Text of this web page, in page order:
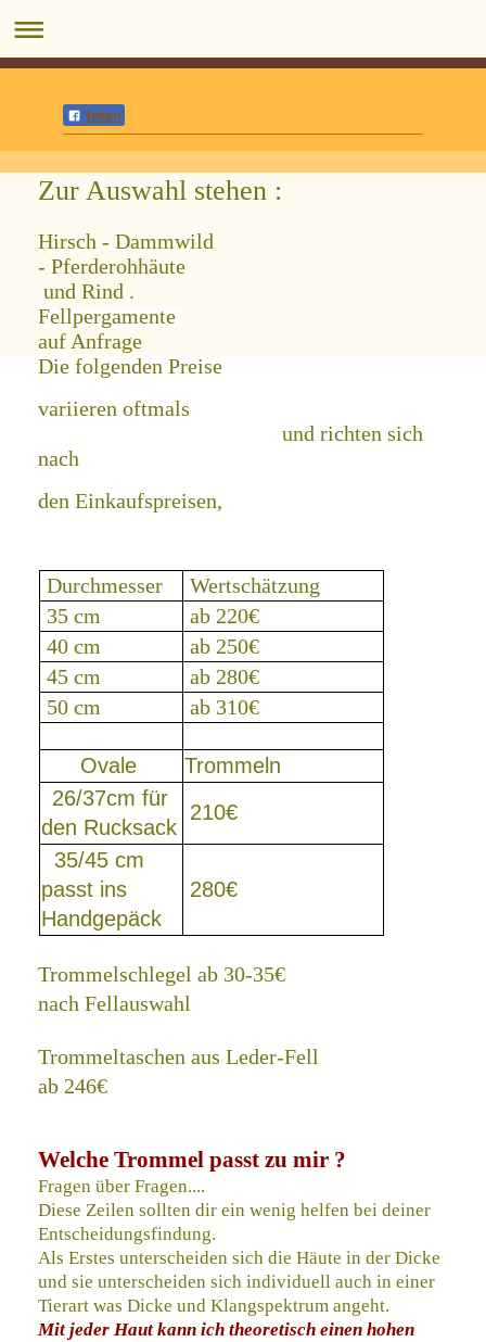
Teilen
Zur Auswahl stehen :
Hirsch - Dammwild
- Pferderohhäute
und Rind .
Fellpergamente
auf Anfrage
Die folgenden Preise
variieren oftmals
und richten sich
nach
den Einkaufspreisen,
Durchmesser
Wertschätzung
35 cm
ab 220€
40 cm
ab 250€
45 cm
ab 280€
50 cm
ab 310€
Ovale
Trommeln
26/37cm für
den Rucksack
210€
35/45 cm
passt ins
Handgepäck
280€
Trommelschlegel ab 30-35€
nach Fellauswahl
Trommeltaschen aus Leder-Fell
ab 246€
Welche Trommel passt zu mir ?
Fragen über Fragen....
Diese Zeilen sollten dir ein wenig helfen bei deiner
Entscheidungsfindung.
Als Erstes unterscheiden sich die Häute in der Dicke
und sie unterscheiden sich individuell auch in einer
Tierart was Dicke und Klangspektrum angeht.
Mit jeder Haut kann ich theoretisch einen hohen